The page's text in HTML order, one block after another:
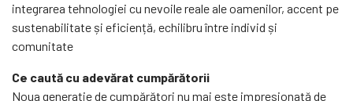
integrarea tehnologiei cu nevoile reale ale oamenilor, accent pe
sustenabilitate și eficiență, echilibru între individ și
comunitate
Ce caută cu adevărat cumpărătorii
Noua generație de cumpărători nu mai este impresionată de